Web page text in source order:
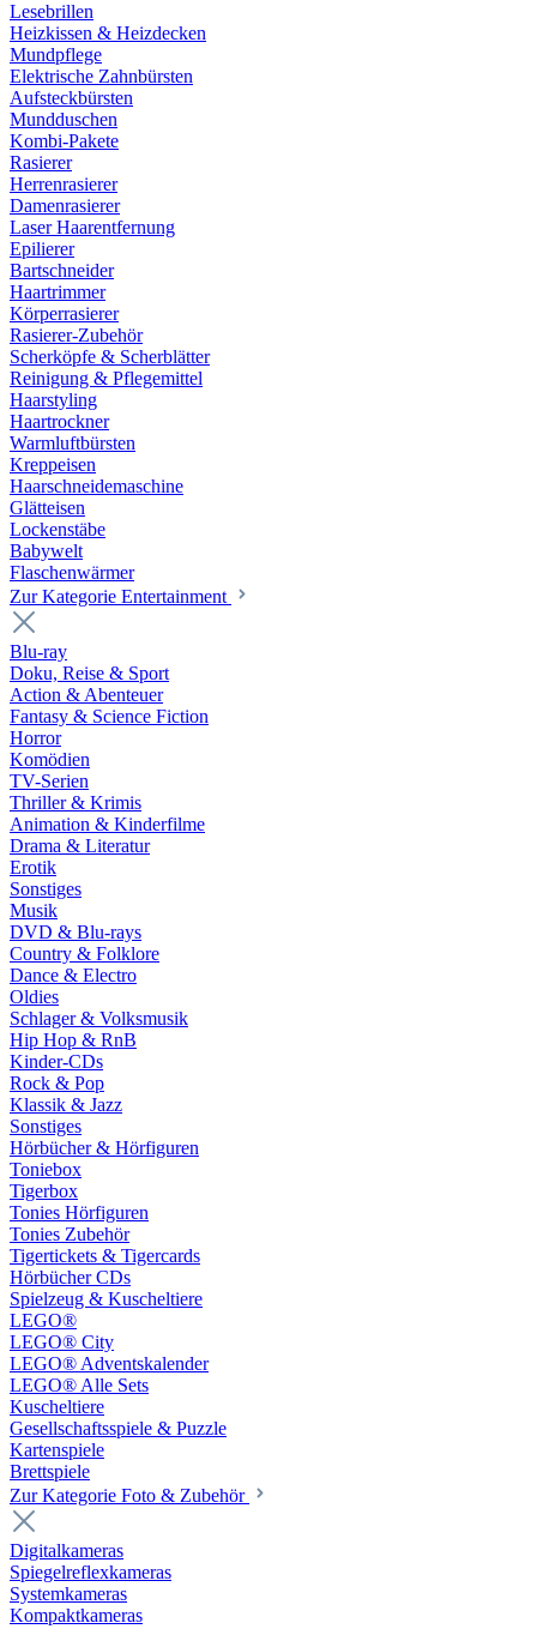
Lesebrillen
Heizkissen & Heizdecken
Mundpflege
Elektrische Zahnbürsten
Aufsteckbürsten
Mundduschen
Kombi-Pakete
Rasierer
Herrenrasierer
Damenrasierer
Laser Haarentfernung
Epilierer
Bartschneider
Haartrimmer
Körperrasierer
Rasierer-Zubehör
Scherköpfe & Scherblätter
Reinigung & Pflegemittel
Haarstyling
Haartrockner
Warmluftbürsten
Kreppeisen
Haarschneidemaschine
Glätteisen
Lockenstäbe
Babywelt
Flaschenwärmer
Zur Kategorie Entertainment
Blu-ray
Doku, Reise & Sport
Action & Abenteuer
Fantasy & Science Fiction
Horror
Komödien
TV-Serien
Thriller & Krimis
Animation & Kinderfilme
Drama & Literatur
Erotik
Sonstiges
Musik
DVD & Blu-rays
Country & Folklore
Dance & Electro
Oldies
Schlager & Volksmusik
Hip Hop & RnB
Kinder-CDs
Rock & Pop
Klassik & Jazz
Sonstiges
Hörbücher & Hörfiguren
Toniebox
Tigerbox
Tonies Hörfiguren
Tonies Zubehör
Tigertickets & Tigercards
Hörbücher CDs
Spielzeug & Kuscheltiere
LEGO®
LEGO® City
LEGO® Adventskalender
LEGO® Alle Sets
Kuscheltiere
Gesellschaftsspiele & Puzzle
Kartenspiele
Brettspiele
Zur Kategorie Foto & Zubehör
Digitalkameras
Spiegelreflexkameras
Systemkameras
Kompaktkameras